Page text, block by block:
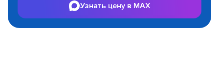
Узнать цену в MAX